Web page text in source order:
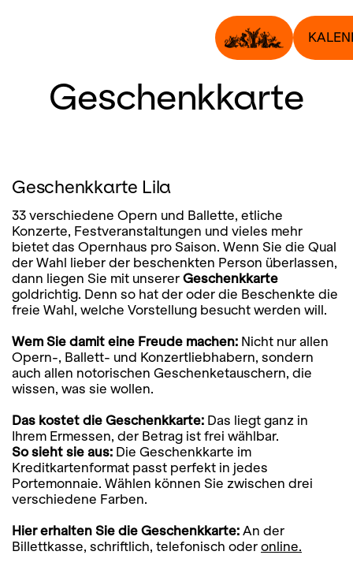
Geschenkkarte
Geschenkkarte Lila
33 verschiedene Opern und Ballette, etliche
Konzerte, Festveranstaltungen und vieles mehr
bietet das Opernhaus pro Saison. Wenn Sie die Qual
der Wahl lieber der beschenkten Person überlassen,
dann liegen Sie mit unserer Geschenkkarte
goldrichtig. Denn so hat der oder die Beschenkte die
freie Wahl, welche Vorstellung besucht werden will.
Wem Sie damit eine Freude machen: Nicht nur allen
Opern-, Ballett- und Konzertliebhabern, sondern
auch allen notorischen Geschenketauschern, die
wissen, was sie wollen.
Das kostet die Geschenkkarte: Das liegt ganz in
Ihrem Ermessen, der Betrag ist frei wählbar.
So sieht sie aus: Die Geschenkkarte im
Kreditkartenformat passt perfekt in jedes
Portemonnaie. Wählen können Sie zwischen drei
verschiedene Farben.
Hier erhalten Sie die Geschenkkarte: An der
Billettkasse, schriftlich, telefonisch oder online.